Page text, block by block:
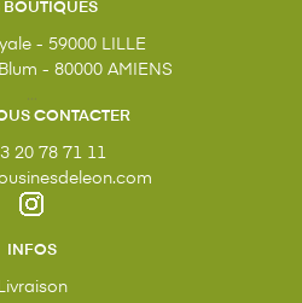
BOUTIQUES
- 59000 LILLE
- 80000 AMIENS
...
CONTACTER
20 78 71 11
INFOS
Livraison